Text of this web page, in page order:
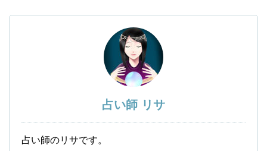
占い師 リサ
占い師のリサです。